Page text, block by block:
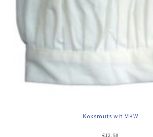
Koksmuts wit MKW
€12,50